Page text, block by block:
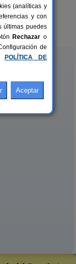
8+1 pers.
desde27 €
(analíticas y
y con
últimas puedes
Rechazar o
de
POLÍTICA DE